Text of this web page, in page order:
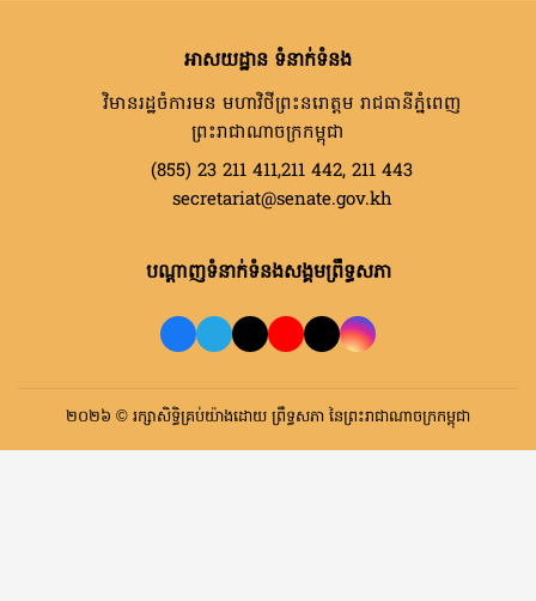
អាសយដ្ឋាន ទំនាក់ទំនង
វិមានរដ្ឋចំការមន មហាវិថីព្រះនរោត្តម រាជធានីភ្នំពេញ
ព្រះរាជាណាចក្រកម្ពុជា
(855) 23 211 411,211 442, 211 443
secretariat@senate.gov.kh
បណ្តាញទំនាក់ទំនងសង្គមព្រឹទ្ធសភា
២០២៦ © រក្សាសិទ្ធិគ្រប់យ៉ាងដោយ ព្រឹទ្ធសភា នៃព្រះរាជាណាចក្រកម្ពុជា